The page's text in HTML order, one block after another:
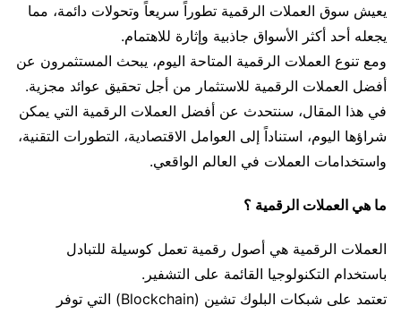
يعيش سوق العملات الرقمية تطوراً سريعاً وتحولات دائمة، مما
يجعله أحد أكثر الأسواق جاذبية وإثارة للاهتمام.
ومع تنوع العملات الرقمية المتاحة اليوم، يبحث المستثمرون عن
أفضل العملات الرقمية للاستثمار من أجل تحقيق عوائد مجزية.
في هذا المقال، سنتحدث عن أفضل العملات الرقمية التي يمكن
شراؤها اليوم، استناداً إلى العوامل الاقتصادية، التطورات التقنية،
واستخدامات العملات في العالم الواقعي.
ما هي العملات الرقمية ؟
العملات الرقمية هي أصول رقمية تعمل كوسيلة للتبادل
باستخدام التكنولوجيا القائمة على التشفير.
تعتمد على شبكات البلوك تشين (Blockchain) التي توفر